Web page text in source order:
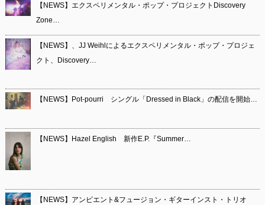
【NEWS】エクスペリメンタル・ポップ・プロジェクトDiscovery
Zone…
【NEWS】、JJ Weihlによるエクスペリメンタル・ポップ・プロジェ
クト、Discovery…
【NEWS】Pot-pourri シングル「Dressed in Black」の配信を開始…
【NEWS】Hazel English 新作E.P.『Summer…
【NEWS】アンビエント&フュージョン・ギターインスト・トリオ